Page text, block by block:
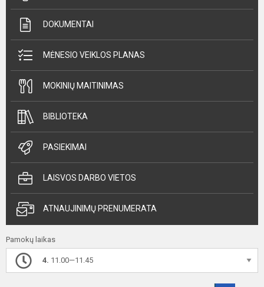
DOKUMENTAI
MĖNESIO VEIKLOS PLANAS
MOKINIŲ MAITINIMAS
BIBLIOTEKA
PASIEKIMAI
LAISVOS DARBO VIETOS
ATNAUJINIMŲ PRENUMERATA
Pamokų laikas
4. 11.00—11.45